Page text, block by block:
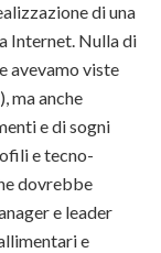
di una
Internet. Nulla di
avevamo viste
ma anche
e di sogni
e tecno-
dovrebbe
e leader
e